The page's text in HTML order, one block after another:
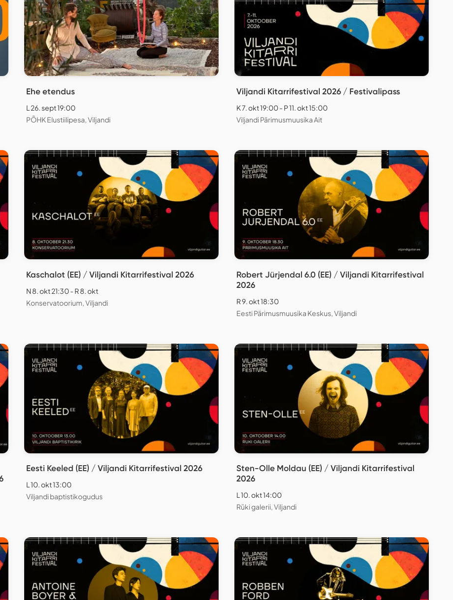
Ehe etendus
L 26. sept 19:00
PÕHK Elustiilipesa, Viljandi
Viljandi Kitarrifestival 2026 / Festivalipass
K 7. okt 19:00 - P 11. okt 15:00
Viljandi Pärimusmuusika Ait
Kaschalot (EE) / Viljandi Kitarrifestival 2026
N 8. okt 21:30 - R 8. okt
Konservatoorium, Viljandi
Robert Jürjendal 6.0 (EE) / Viljandi Kitarrifestival
2026
R 9. okt 18:30
Eesti Pärimusmuusika Keskus, Viljandi
Eesti Keeled (EE) / Viljandi Kitarrifestival 2026
L 10. okt 13:00
Viljandi baptistikogudus
Sten-Olle Moldau (EE) / Viljandi Kitarrifestival
2026
L 10. okt 14:00
Rüki galerii, Viljandi